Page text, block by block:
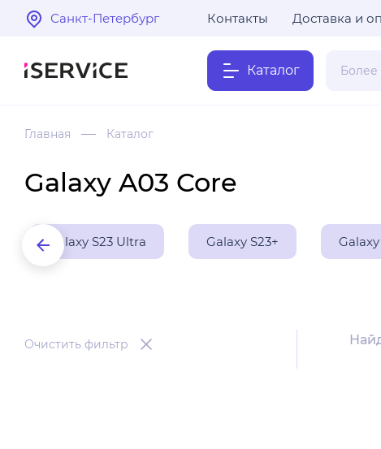
Санкт-Петербург Контакты Доставка и
Каталог
Главная Каталог
Galaxy A03 Core
Galaxy S23 Ultra Galaxy S23+ Galaxy
Очистить фильтр